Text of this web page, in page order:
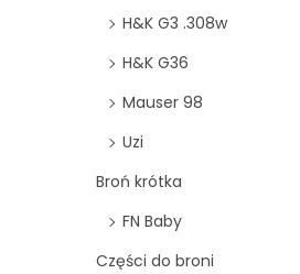
H&K G3 .308w
H&K G36
Mauser 98
Uzi
Broń krótka
FN Baby
Części do broni